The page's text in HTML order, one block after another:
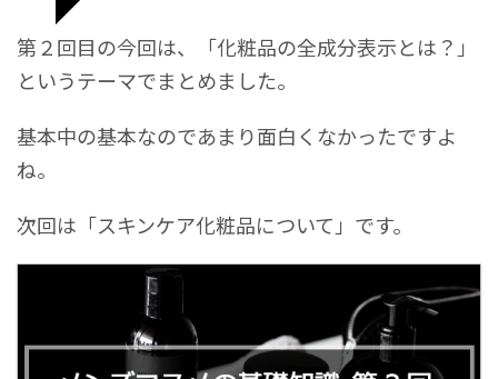
第２回目の今回は、「化粧品の全成分表示とは？」
というテーマでまとめました。
基本中の基本なのであまり面白くなかったですよ
ね。
次回は「スキンケア化粧品について」です。